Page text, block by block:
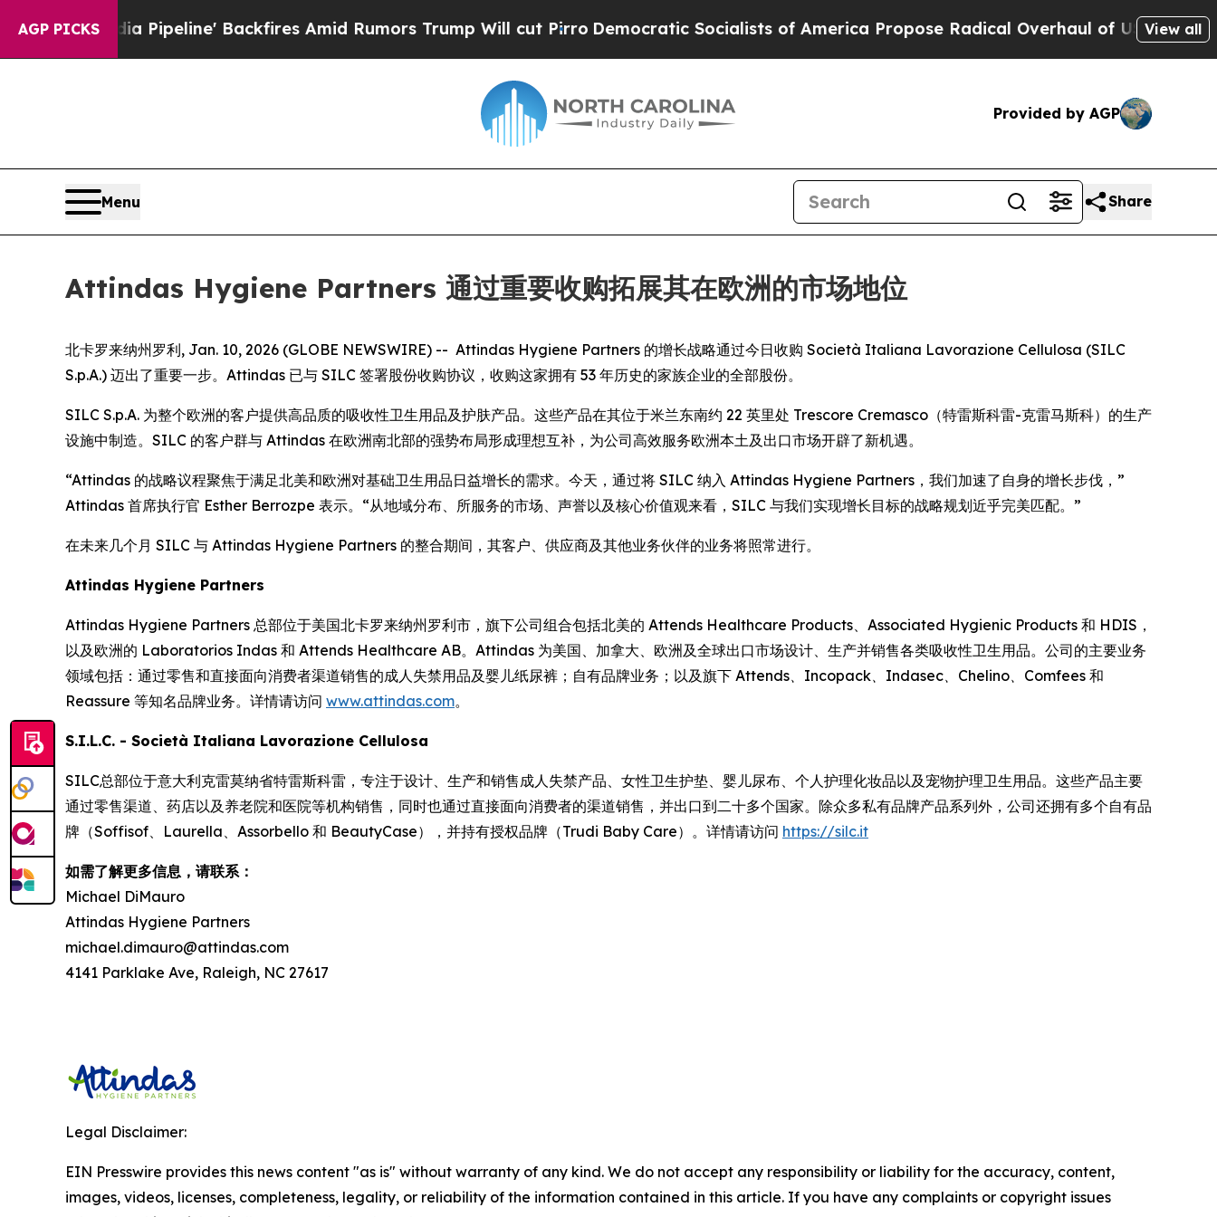
AGP PICKS
Media Pipeline' Backfires Amid Rumors Trump Will cut PirroDemocratic Socialists of America Propose Radical Overhaul of US Govt Indystar
View all
Provided by AGP
Menu Share
Attindas Hygiene Partners 通过重要收购拓展其在欧洲的市场地位
北卡罗来纳州罗利, Jan. 10, 2026 (GLOBE NEWSWIRE) -- Attindas Hygiene Partners 的增长战略通过今日收购 Società Italiana Lavorazione Cellulosa (SILC
S.p.A.) 迈出了重要一步。Attindas 已与 SILC 签署股份收购协议，收购这家拥有 53 年历史的家族企业的全部股份。
SILC S.p.A. 为整个欧洲的客户提供高品质的吸收性卫生用品及护肤产品。这些产品在其位于米兰东南约 22 英里处 Trescore Cremasco（特雷斯科雷-克雷马斯科）的生产
设施中制造。SILC 的客户群与 Attindas 在欧洲南北部的强势布局形成理想互补，为公司高效服务欧洲本土及出口市场开辟了新机遇。
“Attindas 的战略议程聚焦于满足北美和欧洲对基础卫生用品日益增长的需求。今天，通过将 SILC 纳入 Attindas Hygiene Partners，我们加速了自身的增长步伐，”
Attindas 首席执行官 Esther Berrozpe 表示。“从地域分布、所服务的市场、声誉以及核心价值观来看，SILC 与我们实现增长目标的战略规划近乎完美匹配。”
在未来几个月 SILC 与 Attindas Hygiene Partners 的整合期间，其客户、供应商及其他业务伙伴的业务将照常进行。
Attindas Hygiene Partners
Attindas Hygiene Partners 总部位于美国北卡罗来纳州罗利市，旗下公司组合包括北美的 Attends Healthcare Products、Associated Hygienic Products 和 HDIS，
以及欧洲的 Laboratorios Indas 和 Attends Healthcare AB。Attindas 为美国、加拿大、欧洲及全球出口市场设计、生产并销售各类吸收性卫生用品。公司的主要业务
领域包括：通过零售和直接面向消费者渠道销售的成人失禁用品及婴儿纸尿裤；自有品牌业务；以及旗下 Attends、Incopack、Indasec、Chelino、Comfees 和
Reassure 等知名品牌业务。详情请访问 www.attindas.com。
S.I.L.C. - Società Italiana Lavorazione Cellulosa
SILC总部位于意大利克雷莫纳省特雷斯科雷，专注于设计、生产和销售成人失禁产品、女性卫生护垫、婴儿尿布、个人护理化妆品以及宠物护理卫生用品。这些产品主要
通过零售渠道、药店以及养老院和医院等机构销售，同时也通过直接面向消费者的渠道销售，并出口到二十多个国家。除众多私有品牌产品系列外，公司还拥有多个自有品
牌（Soffisof、Laurella、Assorbello 和 BeautyCase），并持有授权品牌（Trudi Baby Care）。详情请访问 https://silc.it
如需了解更多信息，请联系：
Michael DiMauro
Attindas Hygiene Partners
michael.dimauro@attindas.com
4141 Parklake Ave, Raleigh, NC 27617
Legal Disclaimer:
EIN Presswire provides this news content "as is" without warranty of any kind. We do not accept any responsibility or liability for the accuracy, content,
images, videos, licenses, completeness, legality, or reliability of the information contained in this article. If you have any complaints or copyright issues